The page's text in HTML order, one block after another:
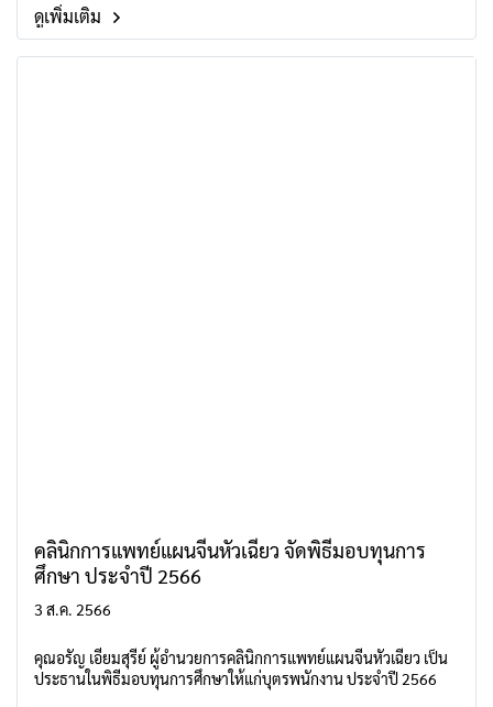
ดูเพิ่มเติม
คลินิกการแพทย์แผนจีนหัวเฉียว จัดพิธีมอบทุนการ
ศึกษา ประจำปี 2566
3 ส.ค. 2566
คุณอรัญ เอี่ยมสุรีย์ ผู้อำนวยการคลินิกการแพทย์แผนจีนหัวเฉียว เป็น
ประธานในพิธีมอบทุนการศึกษาให้แก่บุตรพนักงาน ประจำปี 2566